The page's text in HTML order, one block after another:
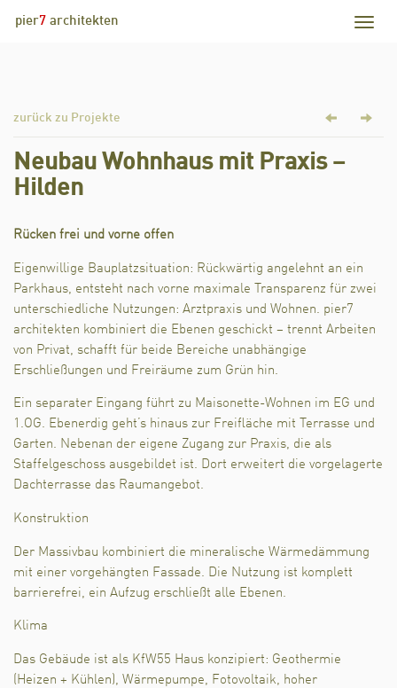
pier7 architekten
zurück zu Projekte
Neubau Wohnhaus mit Praxis –
Hilden
Rücken frei und vorne offen
Eigenwillige Bauplatzsituation: Rückwärtig angelehnt an ein
Parkhaus, entsteht nach vorne maximale Transparenz für zwei
unterschiedliche Nutzungen: Arztpraxis und Wohnen. pier7
architekten kombiniert die Ebenen geschickt – trennt Arbeiten
von Privat, schafft für beide Bereiche unabhängige
Erschließungen und Freiräume zum Grün hin.
Ein separater Eingang führt zu Maisonette-Wohnen im EG und
1.OG. Ebenerdig geht’s hinaus zur Freifläche mit Terrasse und
Garten. Nebenan der eigene Zugang zur Praxis, die als
Staffelgeschoss ausgebildet ist. Dort erweitert die vorgelagerte
Dachterrasse das Raumangebot.
Konstruktion
Der Massivbau kombiniert die mineralische Wärmedämmung
mit einer vorgehängten Fassade. Die Nutzung ist komplett
barrierefrei, ein Aufzug erschließt alle Ebenen.
Klima
Das Gebäude ist als KfW55 Haus konzipiert: Geothermie
(Heizen + Kühlen), Wärmepumpe, Fotovoltaik, hoher